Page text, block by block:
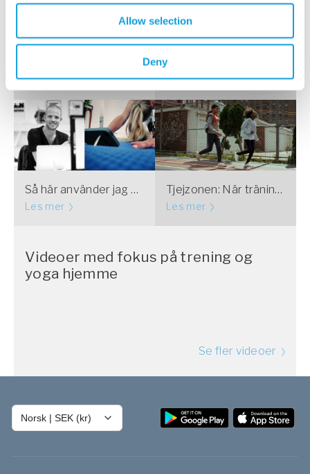
Allow selection
Deny
Les mer Les mer
Så här använder jag Yogobe hemma!
Les mer
Tjejzonen: När träningen blir osund – tecken på överdriven träning
Les mer
Videoer med fokus på trening og
yoga hjemme
Se fler videoer
Norsk | SEK (kr)